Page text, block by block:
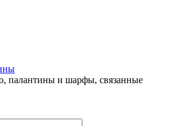
палантины и шарфы, связанные